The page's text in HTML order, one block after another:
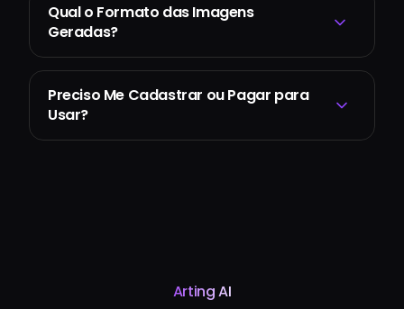
Qual o Formato das Imagens
Geradas?
Preciso Me Cadastrar ou Pagar para
Usar?
Arting AI